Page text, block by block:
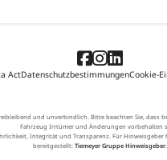
ActDatenschutzbestimmungenCookie-
und unverbindlich. Bitte beachten Sie, dass
Fahrzeug Irrtümer und Änderungen vorbehalten
Integrität und Transparenz. Für
bereitgestellt: Tiemeyer Gruppe Hinweisgeber.